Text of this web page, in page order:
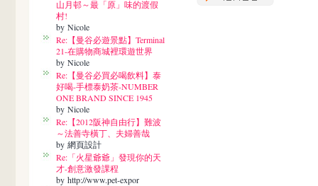
山月邨～最「原」味的渡假
村!
by Nicole
Re:【曼谷必遊景點】Terminal
21-在購物商城裡環遊世界
by Nicole
Re:【曼谷必買必喝飲料】泰
好喝-手標泰奶茶-NUMBER
ONE BRAND SINCE 1945
by Nicole
Re:【2012阪神自由行】難波
～法善寺橫丁、夫婦善哉
by 網頁設計
Re:「火星爺爺」發現你的天
才-創意激發課程
by http://www.pet-expor